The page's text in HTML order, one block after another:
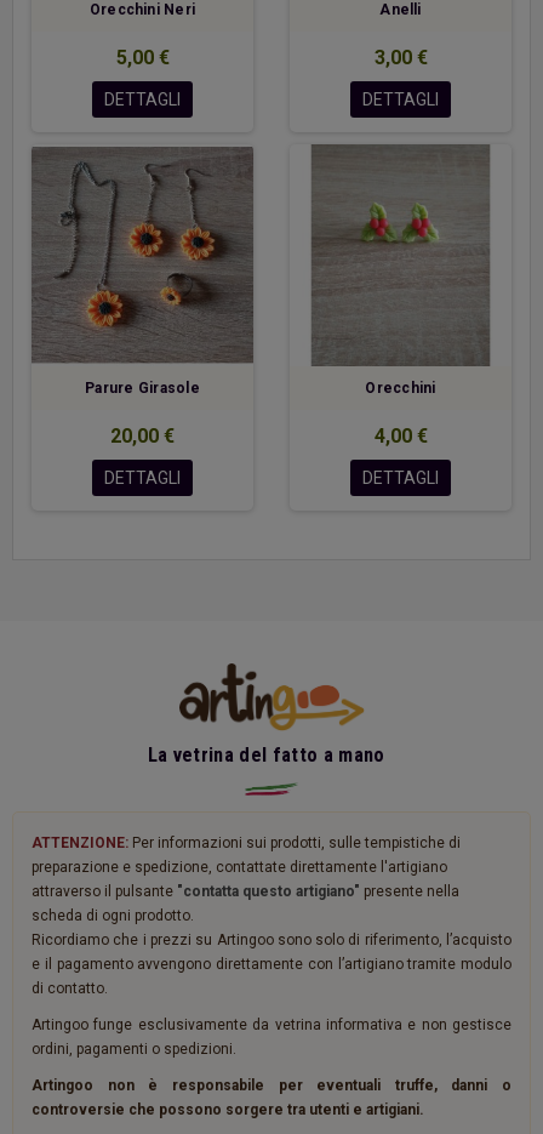
Orecchini Neri
5,00 €
DETTAGLI
Anelli
3,00 €
DETTAGLI
Parure Girasole
20,00 €
DETTAGLI
Orecchini
4,00 €
DETTAGLI
La vetrina del fatto a mano
ATTENZIONE: Per informazioni sui prodotti, sulle tempistiche di
preparazione e spedizione, contattate direttamente l'artigiano
attraverso il pulsante "contatta questo artigiano" presente nella
scheda di ogni prodotto.
Ricordiamo che i prezzi su Artingoo sono solo di riferimento, l’acquisto
e il pagamento avvengono direttamente con l’artigiano tramite modulo
di contatto.
Artingoo funge esclusivamente da vetrina informativa e non gestisce
ordini, pagamenti o spedizioni.
Artingoo non è responsabile per eventuali truffe, danni o
controversie che possono sorgere tra utenti e artigiani.